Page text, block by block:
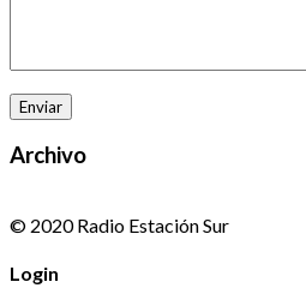
Archivo
© 2020 Radio Estación Sur
Login